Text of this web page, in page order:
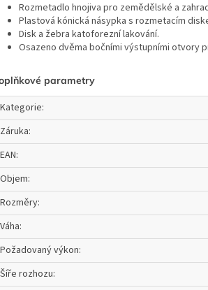
Rozmetadlo hnojiva pro zemědělské a
Plastová kónická násypka s rozmetacím
Disk a žebra katoforezní lakování.
Osazeno dvěma bočními výstupními otvory
parametry
Kategorie:
Záruka:
EAN:
Objem:
Rozměry:
Váha:
Požadovaný výkon:
Šíře rozhozu: